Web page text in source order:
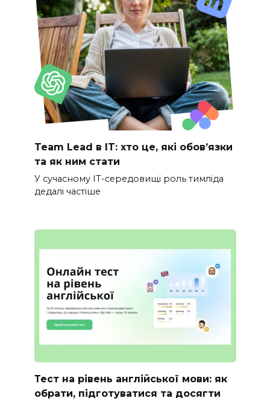
Team Lead в IT: хто це, які обов’язки
та як ним стати
У сучасному IT-середовищі роль тимліда
дедалі частіше
Тест на рівень англійської мови: як
обрати, підготуватися та досягти